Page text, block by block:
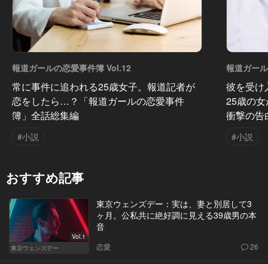
報道ガールの恋愛事件簿 Vol.12
常に事件に追われる25歳女子。報道記者が
恋をしたら…？「報道ガールの恋愛事件
簿」全話総集編
#小説
報道ガー
彼を受
25歳の
衝撃の告
#小説
おすすめ記事
Vol.1
東京ウェンズデー
東京ウェンズデー：実は、妻と別居して3
ヶ月。公私共に絶好調に見える39歳男の本
音
恋愛 26